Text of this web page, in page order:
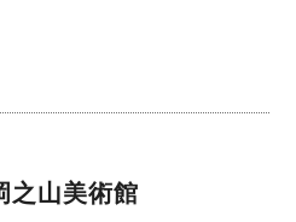
之山美術館